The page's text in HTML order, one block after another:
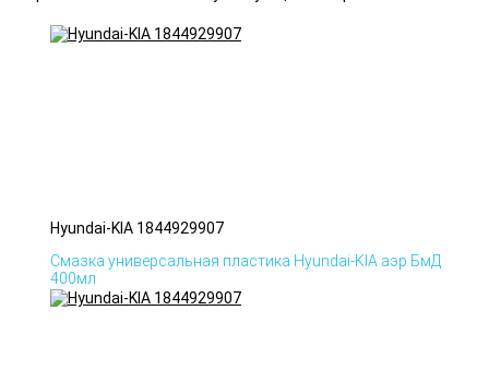
Hyundai-KIA 1844929907
Смазка универсальная пластика Hyundai-KIA аэр БмД
400мл